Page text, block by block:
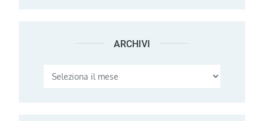
ARCHIVI Archivi